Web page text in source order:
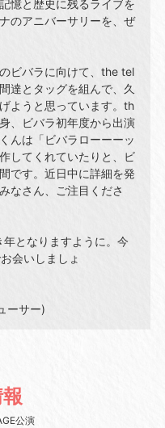
憶と歴史に残るライブを
のアニバーサリーを、ぜ
ビバラに向けて、the tel
達とタッグを組んで、久
ようと思っています。th
、ビバラ初年度から出演
んは「ビバラローーーッ
してくれていたりと、ビ
です。近⽇中に詳細を発
なさん、ご注⽬くださ
となりますように。今
会いしましょ
ーサー)
公演